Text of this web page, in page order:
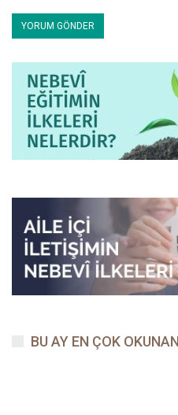
alacağı tavrı belirliyordu!”
(sallallahu aleyhi ve sellem) ve
hükümle bugün Resûlullah’ın
mekân şahitlik ediyordu! Aradaki
görecekti!
Kasvâ’nın üzerinde ilerlerken
– İşte bu, Bana Allah’ın vadettiği
O gün ilerlerken yanına yaklaşıp
– Yâ Resûlallah! Yarın nereye
Kendi evine gideceğini tahmin
çünkü bu, diğer Muhâcirîn için
– Akîl bize ev bark mı bıraktı ki,
BU AY EN ÇOK